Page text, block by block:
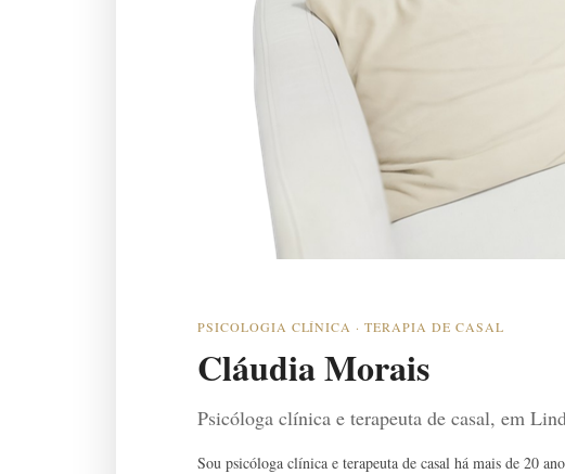
PSICOLOGIA CLÍNICA · TERAPIA DE CASAL
Cláudia Morais
Psicóloga clínica e terapeuta de casal, em
Sou psicóloga clínica e terapeuta de casal há mais de 20